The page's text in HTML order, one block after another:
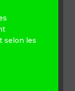
selon les